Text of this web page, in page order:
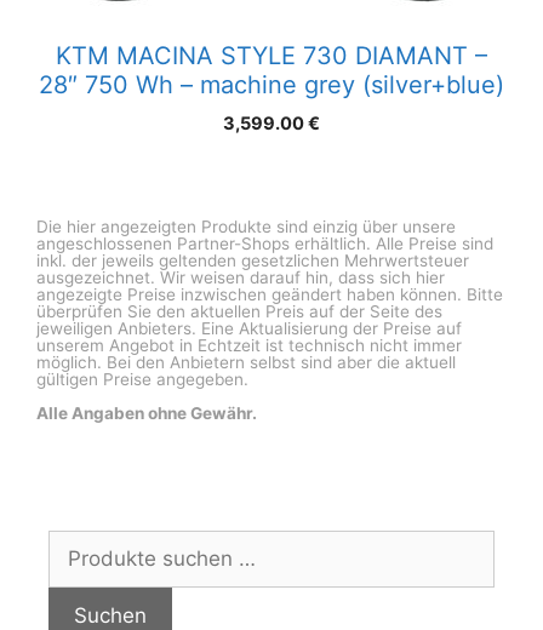
KTM MACINA STYLE 730 DIAMANT –
28″ 750 Wh – machine grey (silver+blue)
3,599.00€
Die hier angezeigten Produkte sind einzig über unsere
angeschlossenen Partner-Shops erhältlich. Alle Preise sind
inkl. der jeweils geltenden gesetzlichen Mehrwertsteuer
ausgezeichnet. Wir weisen darauf hin, dass sich hier
angezeigte Preise inzwischen geändert haben können. Bitte
überprüfen Sie den aktuellen Preis auf der Seite des
jeweiligen Anbieters. Eine Aktualisierung der Preise auf
unserem Angebot in Echtzeit ist technisch nicht immer
möglich. Bei den Anbietern selbst sind aber die aktuell
gültigen Preise angegeben.
Alle Angaben ohne Gewähr.
Suchen
Suchen